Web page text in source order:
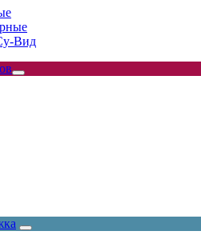
Вид